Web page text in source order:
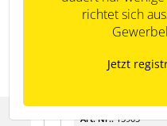
richtet sich
Jetzt
Neu
Art. Nr.:15905